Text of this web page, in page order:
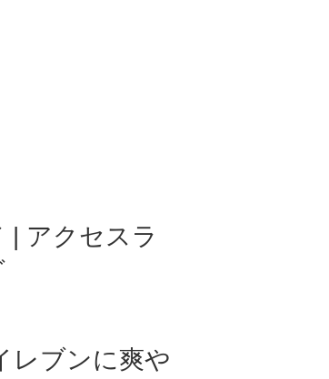
| アクセスラ
レブンに爽や